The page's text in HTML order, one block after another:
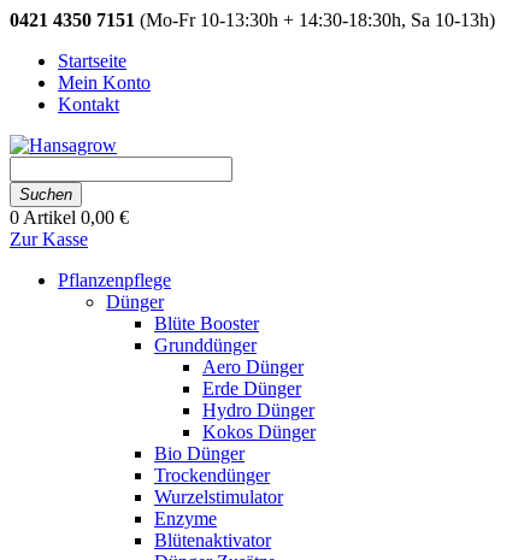
0421 4350 7151 (Mo-Fr 10-13:30h + 14:30-18:30h, Sa 10-13h)
Startseite
Mein Konto
Kontakt
Suchen
0 Artikel 0,00 €
Zur Kasse
Pflanzenpflege
Dünger
Blüte Booster
Grunddünger
Aero Dünger
Erde Dünger
Hydro Dünger
Kokos Dünger
Bio Dünger
Trockendünger
Wurzelstimulator
Enzyme
Blütenaktivator